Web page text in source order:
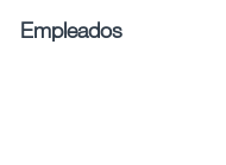
Empleados